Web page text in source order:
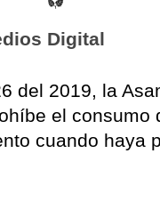
Digital
del 2019, la
el consumo
cuando haya